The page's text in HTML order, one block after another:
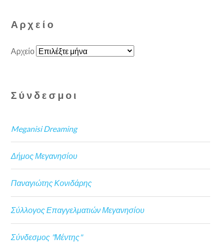
Αρχείο
Αρχείο
Σύνδεσμοι
Meganisi Dreaming
Δήμος Μεγανησίου
Παναγιώτης Κονιδάρης
Σύλλογος Επαγγελματιών Μεγανησίου
Σύνδεσμος "Μέντης"